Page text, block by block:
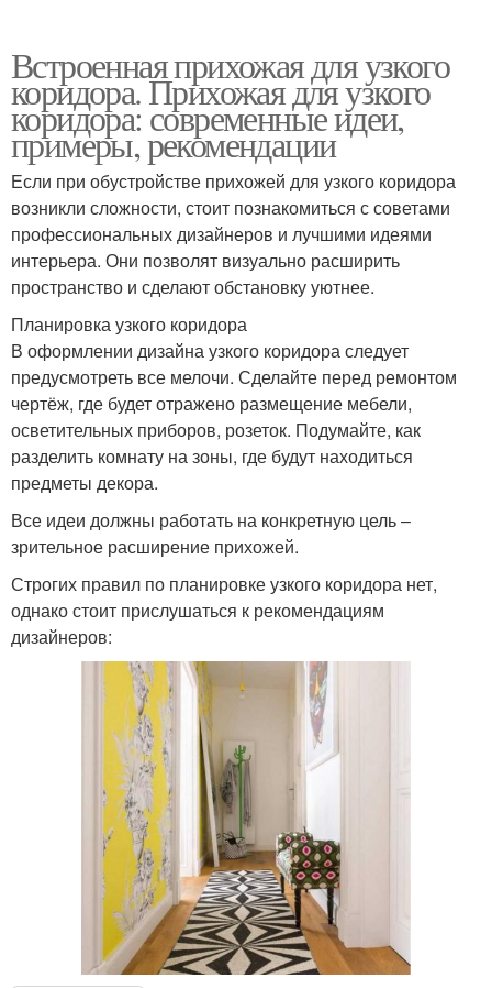
Встроенная прихожая для узкого
коридора. Прихожая для узкого
коридора: современные идеи,
примеры, рекомендации
Если при обустройстве прихожей для узкого коридора
возникли сложности, стоит познакомиться с советами
профессиональных дизайнеров и лучшими идеями
интерьера. Они позволят визуально расширить
пространство и сделают обстановку уютнее.
Планировка узкого коридора
В оформлении дизайна узкого коридора следует
предусмотреть все мелочи. Сделайте перед ремонтом
чертёж, где будет отражено размещение мебели,
осветительных приборов, розеток. Подумайте, как
разделить комнату на зоны, где будут находиться
предметы декора.
Все идеи должны работать на конкретную цель –
зрительное расширение прихожей.
Строгих правил по планировке узкого коридора нет,
однако стоит прислушаться к рекомендациям
дизайнеров: